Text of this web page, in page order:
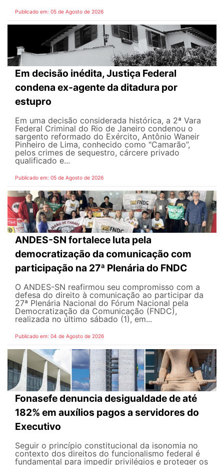
Publicado em: 05 de Agosto de 2026
Em decisão inédita, Justiça Federal
condena ex-agente da ditadura por
estupro
Em uma decisão considerada histórica, a 2ª Vara
Federal Criminal do Rio de Janeiro condenou o
sargento reformado do Exército, Antônio Waneir
Pinheiro de Lima, conhecido como "Camarão”,
pelos crimes de sequestro, cárcere privado
qualificado e...
Publicado em: 05 de Agosto de 2026
ANDES-SN fortalece luta pela
democratização da comunicação com
participação na 27ª Plenária do FNDC
O ANDES-SN reafirmou seu compromisso com a
defesa do direito à comunicação ao participar da
27ª Plenária Nacional do Fórum Nacional pela
Democratização da Comunicação (FNDC),
realizada no último sábado (1), em...
Publicado em: 04 de Agosto de 2026
Fonasefe denuncia desigualdade de até
182% em auxílios pagos a servidores do
Executivo
Seguir o princípio constitucional da isonomia no
contexto dos direitos do funcionalismo federal é
fundamental para impedir privilégios e proteger os